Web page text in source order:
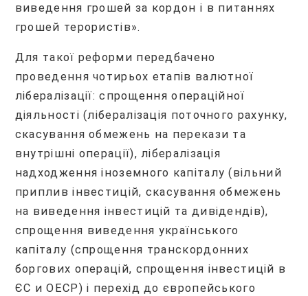
виведення грошей за кордон і в питаннях
грошей терористів».
Для такої реформи передбачено
проведення чотирьох етапів валютної
лібералізації: спрощення операційної
діяльності (лібералізація поточного рахунку,
скасування обмежень на перекази та
внутрішні операції), лібералізація
надходження іноземного капіталу (вільний
приплив інвестицій, скасування обмежень
на виведення інвестицій та дивідендів),
спрощення виведення українського
капіталу (спрощення транскордонних
боргових операцій, спрощення інвестицій в
ЄС и ОЕСР) і перехід до європейського